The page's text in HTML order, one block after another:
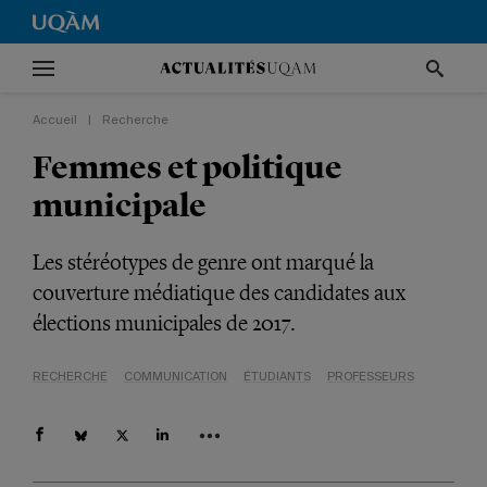
Accueil Recherche
Femmes et politique
municipale
Les stéréotypes de genre ont marqué la
couverture médiatique des candidates aux
élections municipales de 2017.
RECHERCHE COMMUNICATION ÉTUDIANTS PROFESSEURS